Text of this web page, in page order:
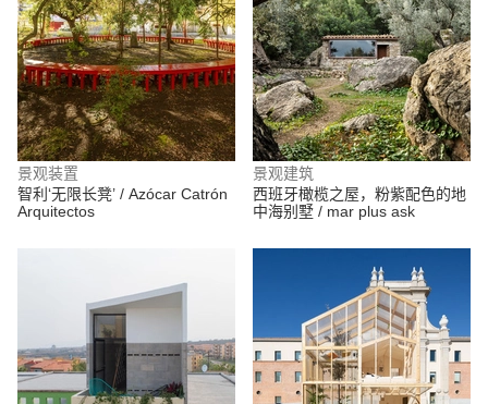
景观装置
智利‘无限长凳’ / Azócar Catrón
Arquitectos
景观建筑
西班牙橄榄之屋，粉紫配色的地
中海别墅 / mar plus ask